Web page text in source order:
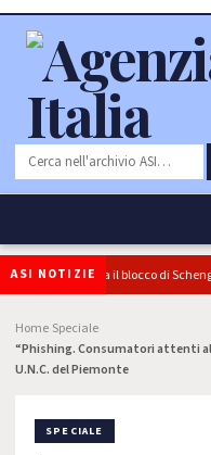
ASI NOTIZIE
conferma il blocco di
Home Speciale
“Phishing. Consumatori attenti
U.N.C. del Piemonte
SPECIALE